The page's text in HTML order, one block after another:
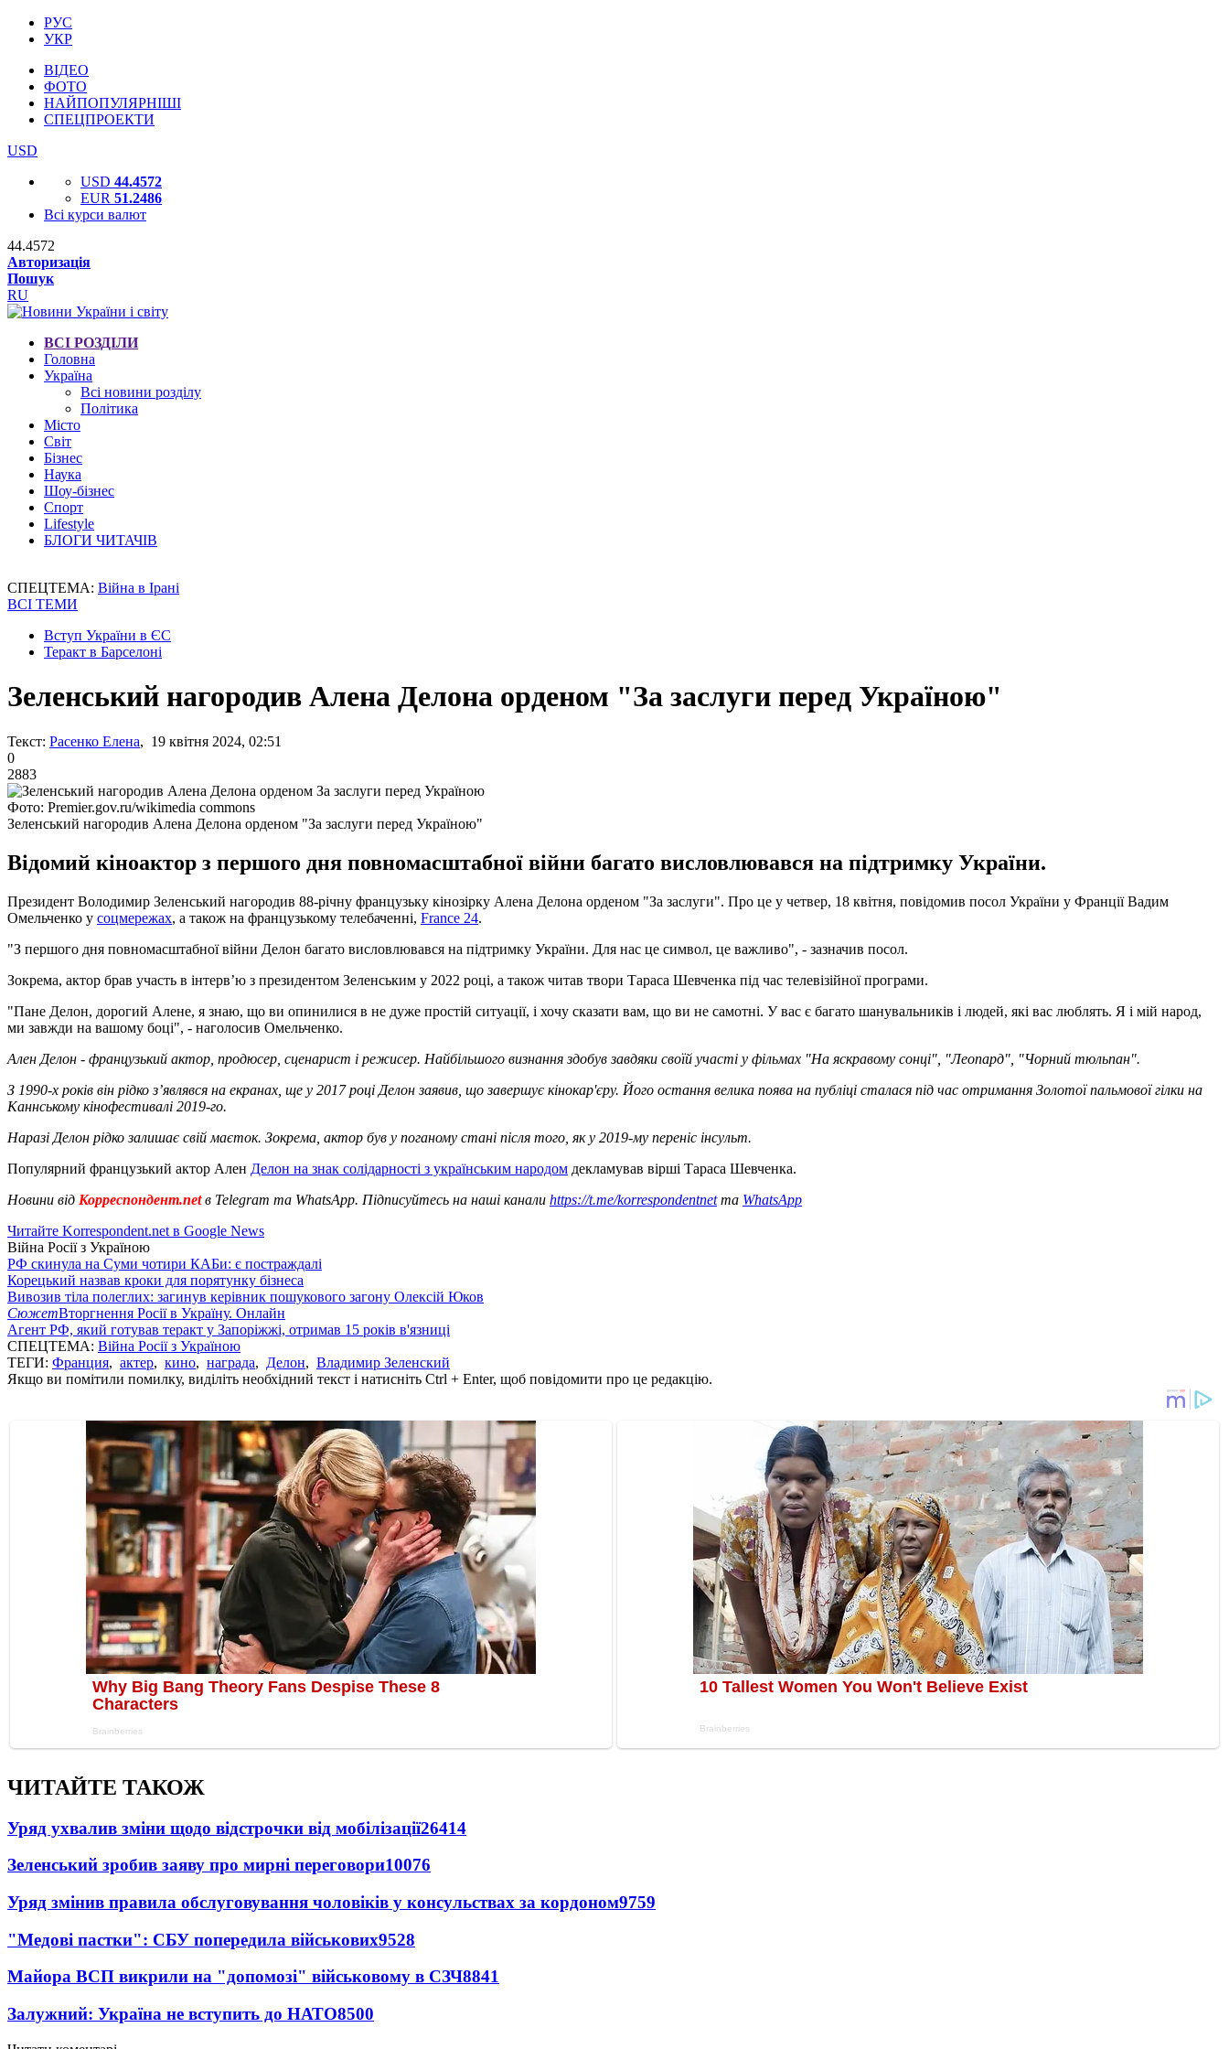
РУС
УКР
ВІДЕО
ФОТО
НАЙПОПУЛЯРНІШІ
СПЕЦПРОЕКТИ
USD
USD 44.4572
EUR 51.2486
Всі курси валют
44.4572
Авторизація
Пошук
RU
ВСІ РОЗДІЛИ
Головна
Україна
Всі новини розділу
Політика
Місто
Світ
Бізнес
Наука
Шоу-бізнес
Спорт
Lifestyle
БЛОГИ ЧИТАЧІВ
СПЕЦТЕМА: Війна в Ірані
ВСІ ТЕМИ
Вступ України в ЄС
Теракт в Барселоні
Зеленський нагородив Алена Делона орденом "За заслуги перед Україною"
Текст: Расенко Елена, 19 квітня 2024, 02:51
0
2883
Фото: Premier.gov.ru/wikimedia commons
Зеленський нагородив Алена Делона орденом "За заслуги перед Україною"
Відомий кіноактор з першого дня повномасштабної війни багато висловлювався на підтримку України.
Президент Володимир Зеленський нагородив 88-річну французьку кінозірку Алена Делона орденом "За заслуги". Про це у четвер, 18 квітня, повідомив посол України у Франції Вадим
Омельченко у соцмережах, а також на французькому телебаченні, France 24.
"З першого дня повномасштабної війни Делон багато висловлювався на підтримку України. Для нас це символ, це важливо", - зазначив посол.
Зокрема, актор брав участь в інтервʼю з президентом Зеленським у 2022 році, а також читав твори Тараса Шевченка під час телевізійної програми.
"Пане Делон, дорогий Алене, я знаю, що ви опинилися в не дуже простій ситуації, і хочу сказати вам, що ви не самотні. У вас є багато шанувальників і людей, які вас люблять. Я і мій народ,
ми завжди на вашому боці", - наголосив Омельченко.
Ален Делон - французький актор, продюсер, сценарист і режисер. Найбільшого визнання здобув завдяки своїй участі у фільмах "На яскравому сонці", "Леопард", "Чорний тюльпан".
З 1990-х років він рідко з’являвся на екранах, ще у 2017 році Делон заявив, що завершує кінокар'єру. Його остання велика поява на публіці сталася під час отримання Золотої пальмової гілки на
Каннському кінофестивалі 2019-го.
Наразі Делон рідко залишає свій маєток. Зокрема, актор був у поганому стані після того, як у 2019-му переніс інсульт.
Популярний французький актор Ален Делон на знак солідарності з українським народом декламував вірші Тараса Шевченка.
Новини від Корреспондент.netв Telegram та WhatsApp. Підписуйтесь на наші канали https://t.me/korrespondentnetта WhatsApp
Читайте Korrespondent.net в Google News
Війна Росії з Україною
РФ скинула на Суми чотири КАБи: є постраждалі
Корецький назвав кроки для порятунку бізнеса
Вивозив тіла полеглих: загинув керівник пошукового загону Олексій Юков
СюжетВторгнення Росії в Україну. Онлайн
Агент РФ, який готував теракт у Запоріжжі, отримав 15 років в'язниці
СПЕЦТЕМА: Війна Росії з Україною
ТЕГИ: Франция, актер, кино, награда, Делон, Владимир Зеленский
Якщо ви помітили помилку, виділіть необхідний текст і натисніть Ctrl + Enter, щоб повідомити про це редакцію.
ЧИТАЙТЕ ТАКОЖ
Уряд ухвалив зміни щодо відстрочки від мобілізації26414
Зеленський зробив заяву про мирні переговори10076
Уряд змінив правила обслуговування чоловіків у консульствах за кордоном9759
"Медові пастки": СБУ попередила військових9528
Майора ВСП викрили на "допомозі" військовому в СЗЧ8841
Залужний: Україна не вступить до НАТО8500